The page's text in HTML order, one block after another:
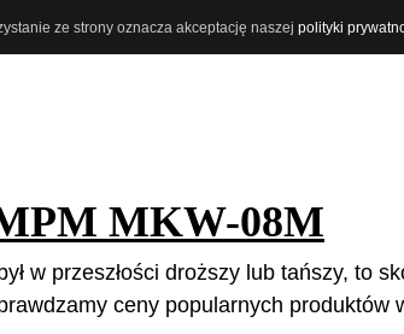
ze strony oznacza akceptację naszej polityki
MKW-08M
w przeszłości droższy lub tańszy, to
ceny popularnych produktów